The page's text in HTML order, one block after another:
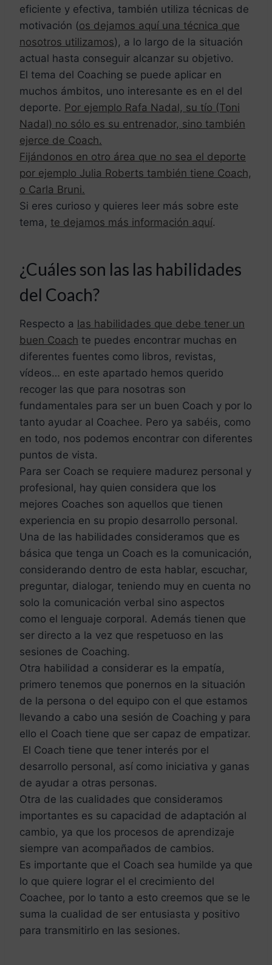
eficiente y efectiva, también utiliza técnicas de
motivación (os dejamos aquí una técnica que
nosotros utilizamos), a lo largo de la situación
actual hasta conseguir alcanzar su objetivo.
El tema del Coaching se puede aplicar en
muchos ámbitos, uno interesante es en el del
deporte. Por ejemplo Rafa Nadal, su tío (Toni
Nadal) no sólo es su entrenador, sino también
ejerce de Coach.
Fijándonos en otro área que no sea el deporte
por ejemplo Julia Roberts también tiene Coach,
o Carla Bruni.
Si eres curioso y quieres leer más sobre este
tema, te dejamos más información aquí.
¿Cuáles son las las habilidades
del Coach?
Respecto a las habilidades que debe tener un
buen Coach te puedes encontrar muchas en
diferentes fuentes como libros, revistas,
vídeos… en este apartado hemos querido
recoger las que para nosotras son
fundamentales para ser un buen Coach y por lo
tanto ayudar al Coachee. Pero ya sabéis, como
en todo, nos podemos encontrar con diferentes
puntos de vista.
Para ser Coach se requiere madurez personal y
profesional, hay quien considera que los
mejores Coaches son aquellos que tienen
experiencia en su propio desarrollo personal.
Una de las habilidades consideramos que es
básica que tenga un Coach es la comunicación,
considerando dentro de esta hablar, escuchar,
preguntar, dialogar, teniendo muy en cuenta no
solo la comunicación verbal sino aspectos
como el lenguaje corporal. Además tienen que
ser directo a la vez que respetuoso en las
sesiones de Coaching.
Otra habilidad a considerar es la empatía,
primero tenemos que ponernos en la situación
de la persona o del equipo con el que estamos
llevando a cabo una sesión de Coaching y para
ello el Coach tiene que ser capaz de empatizar.
El Coach tiene que tener interés por el
desarrollo personal, así como iniciativa y ganas
de ayudar a otras personas.
Otra de las cualidades que consideramos
importantes es su capacidad de adaptación al
cambio, ya que los procesos de aprendizaje
siempre van acompañados de cambios.
Es importante que el Coach sea humilde ya que
lo que quiere lograr el el crecimiento del
Coachee, por lo tanto a esto creemos que se le
suma la cualidad de ser entusiasta y positivo
para transmitirlo en las sesiones.